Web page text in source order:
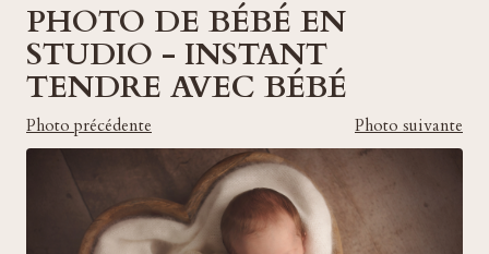
PHOTO DE BÉBÉ EN
STUDIO - INSTANT
TENDRE AVEC BÉBÉ
Photo précédente Photo suivante